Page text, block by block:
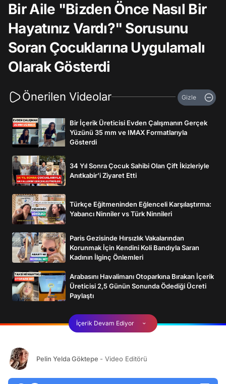
Bir Aile "Bizden Önce Nasıl Bir
Hayatınız Vardı?" Sorusunu
Soran Çocuklarına Uygulamalı
Olarak Gösterdi
Önerilen Videolar Gizle
Bir İçerik Üreticisi Evden Çalışmanın Gerçek
Yüzünü 35 mm ve IMAX Formatlarıyla
Gösterdi
34 Yıl Sonra Çocuk Sahibi Olan Çift İkizleriyle
Anıtkabir’i Ziyaret Etti
Türkçe Eğitmeninden Eğlenceli Karşılaştırma:
Yabancı Ninniler vs Türk Ninnileri
Paris Gezisinde Hırsızlık Vakalarından
Korunmak İçin Kendini Koli Bandıyla Saran
Kadının İlginç Önlemleri
Arabasını Havalimanı Otoparkına Bırakan İçerik
Üreticisi 2,5 Günün Sonunda Ödediği Ücreti
Paylaştı
İçerik Devam Ediyor
Pelin Yelda Göktepe - Video Editörü